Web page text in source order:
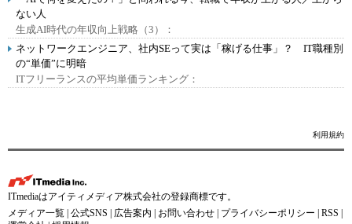
ない人
生成AI時代の年収向上戦略（3）：
ネットワークエンジニア、社内SEって実は「稼げる仕事」？ IT職種別
の“単価”に明暗
ITフリーランスの平均単価ランキング：
利用規約
ITmediaはアイティメディア株式会社の登録商標です。
メディア一覧 公式SNS 広告案内 お問い合わせ プライバシーポリシー RSS